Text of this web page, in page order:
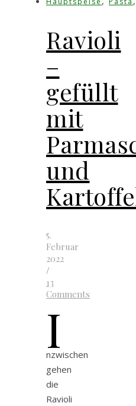
Ravioli
–
gefüllt
mit
und
5.
Februar
2022
/
13
Comments
I
nzwischen
gehen
die
Ravioli